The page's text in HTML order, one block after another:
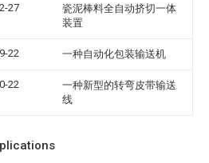
27
瓷泥棒料全自动挤切一体
装置
22 一种自动化包装输送机
22
一种新型的转弯皮带输送
线